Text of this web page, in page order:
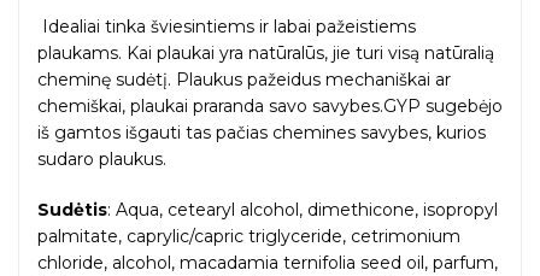
Idealiai tinka šviesintiems ir labai pažeistiems
plaukams. Kai plaukai yra natūralūs, jie turi visą natūralią
cheminę sudėtį. Plaukus pažeidus mechaniškai ar
chemiškai, plaukai praranda savo savybes.GYP sugebėjo
iš gamtos išgauti tas pačias chemines savybes, kurios
sudaro plaukus.
Sudėtis: Aqua, cetearyl alcohol, dimethicone, isopropyl
palmitate, caprylic/capric triglyceride, cetrimonium
chloride, alcohol, macadamia ternifolia seed oil, parfum,